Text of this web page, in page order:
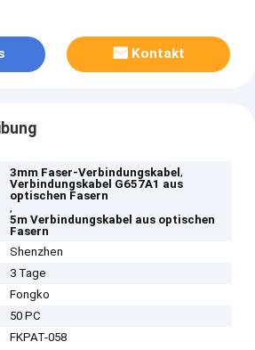
Kontakt
3mm Faser-Verbindungskabel,
Verbindungskabel G657A1 aus
optischen Fasern
,
5m Verbindungskabel aus optischen
Fasern
Shenzhen
3 Tage
Fongko
50 PC
FKPAT-058